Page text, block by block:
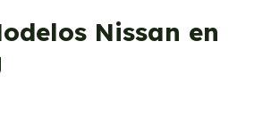
Nissan en